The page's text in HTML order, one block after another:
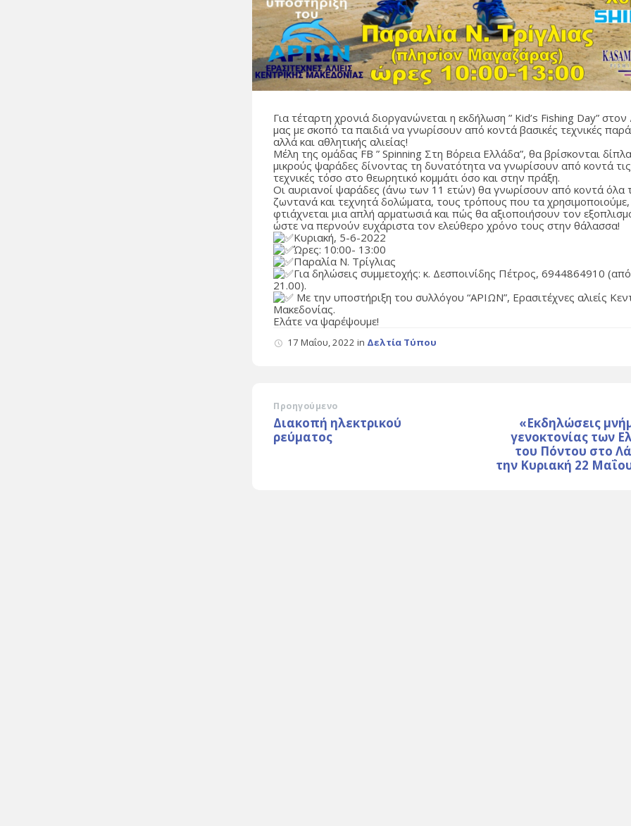
Για τέταρτη χρονιά διοργανώνεται η εκδήλωση ” Kid’s Fishing Day”
μας με σκοπό τα παιδιά να γνωρίσουν από κοντά βασικές τεχνικές
αλλά και αθλητικής αλιείας!
Μέλη της ομάδας FB ” Spinning Στη Βόρεια Ελλάδα”, θα βρίσκονται
μικρούς ψαράδες δίνοντας τη δυνατότητα να γνωρίσουν από κοντά τις
τεχνικές τόσο στο θεωρητικό κομμάτι όσο και στην πράξη.
Οι αυριανοί ψαράδες (άνω των 11 ετών) θα γνωρίσουν από κοντά όλα
ζωντανά και τεχνητά δολώματα, τους τρόπους που τα
φτιάχνεται μια απλή αρματωσιά και πώς θα αξιοποιήσουν τον
ώστε να περνούν ευχάριστα τον ελεύθερο χρόνο τους στην θάλασσα!
Κυριακή, 5-6-2022
Ώρες: 10:00- 13:00
Παραλία Ν. Τρίγλιας
Για δηλώσεις συμμετοχής: κ. Δεσποινίδης Πέτρος, 6944864910
21.00).
Με την υποστήριξη του συλλόγου “ΑΡΙΩΝ”, Ερασιτέχνες αλιείς
Μακεδονίας.
Ελάτε να ψαρέψουμε!
17 Μαΐου, 2022in Δελτία Τύπου
Προηγούμενο
Διακοπή ηλεκτρικού
ρεύματος
«Εκδηλώσεις
γενοκτονίας των
του Πόντου στο
την Κυριακή 22